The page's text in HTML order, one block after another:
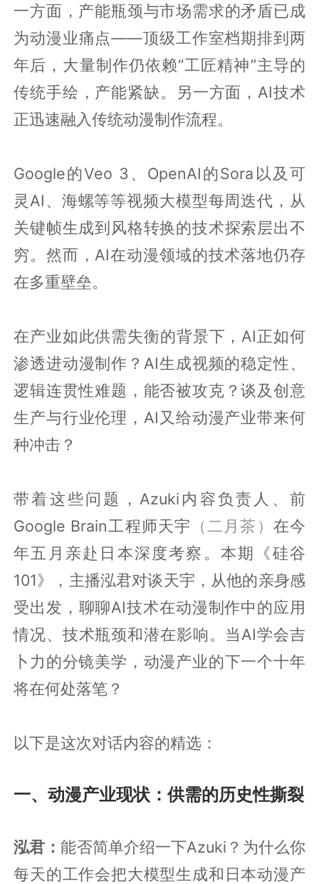
一方面，产能瓶颈与市场需求的矛盾已成
为动漫业痛点——顶级工作室档期排到两
年后，大量制作仍依赖“工匠精神”主导的
传统手绘，产能紧缺。另一方面，AI技术
正迅速融入传统动漫制作流程。
Google的Veo 3、OpenAI的Sora以及可
灵AI、海螺等等视频大模型每周迭代，从
关键帧生成到风格转换的技术探索层出不
穷。然而，AI在动漫领域的技术落地仍存
在多重壁垒。
在产业如此供需失衡的背景下，AI正如何
渗透进动漫制作？AI生成视频的稳定性、
逻辑连贯性难题，能否被攻克？谈及创意
生产与行业伦理，AI又给动漫产业带来何
种冲击？
带着这些问题，Azuki内容负责人、前
Google Brain工程师天宇 （二月茶） 在今
年五月亲赴日本深度考察。本期《硅谷
101》，主播泓君对谈天宇，从他的亲身感
受出发，聊聊AI技术在动漫制作中的应用
情况、技术瓶颈和潜在影响。当AI学会吉
卜力的分镜美学，动漫产业的下一个十年
将在何处落笔？
以下是这次对话内容的精选：
一、动漫产业现状：供需的历史性撕裂
泓君：能否简单介绍一下Azuki？为什么你
每天的工作会把大模型生成和日本动漫产